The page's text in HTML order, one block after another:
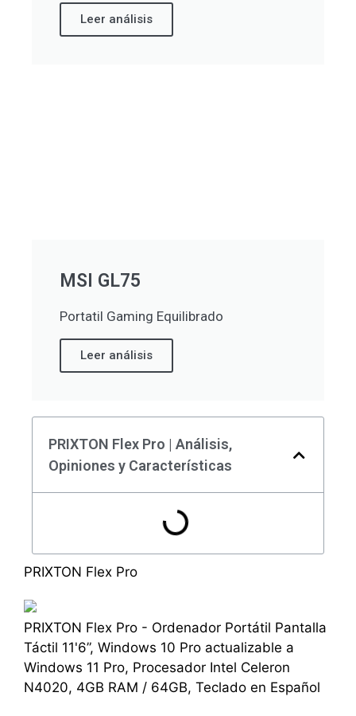
Leer análisis
MSI GL75
Portatil Gaming Equilibrado
Leer análisis
PRIXTON Flex Pro | Análisis,
Opiniones y Características
PRIXTON Flex Pro
PRIXTON Flex Pro - Ordenador Portátil Pantalla
Táctil 11'6”, Windows 10 Pro actualizable a
Windows 11 Pro, Procesador Intel Celeron
N4020, 4GB RAM / 64GB, Teclado en Español